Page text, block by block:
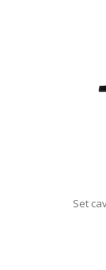
Set